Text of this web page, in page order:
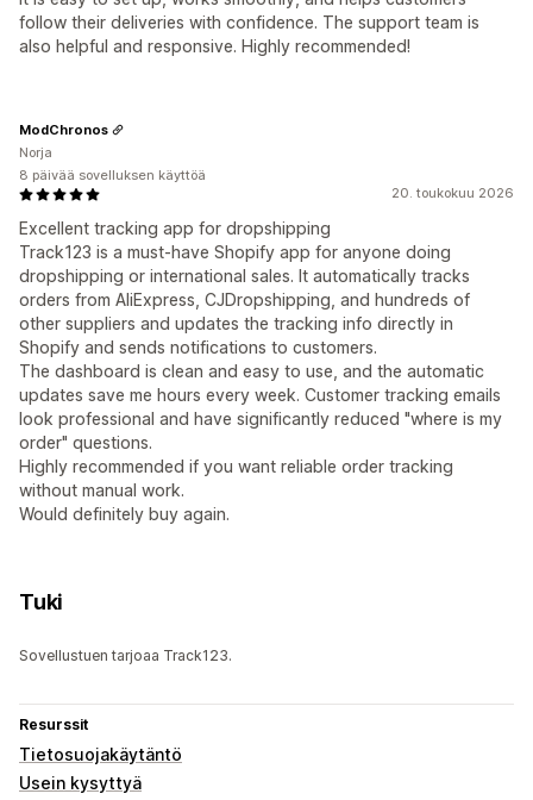
follow their deliveries with confidence. The support team is
also helpful and responsive. Highly recommended!
20. toukokuu 2026
Excellent tracking app for dropshipping
Track123 is a must-have Shopify app for anyone doing
dropshipping or international sales. It automatically tracks
orders from AliExpress, CJDropshipping, and hundreds of
other suppliers and updates the tracking info directly in
Shopify and sends notifications to customers.
The dashboard is clean and easy to use, and the automatic
updates save me hours every week. Customer tracking emails
look professional and have significantly reduced "where is my
order" questions.
Highly recommended if you want reliable order tracking
without manual work.
Would definitely buy again.
ModChronos
Norja
8 päivää sovelluksen käyttöä
Tuki
Sovellustuen tarjoaa Track123.
Resurssit
Tietosuojakäytäntö
Usein kysyttyä